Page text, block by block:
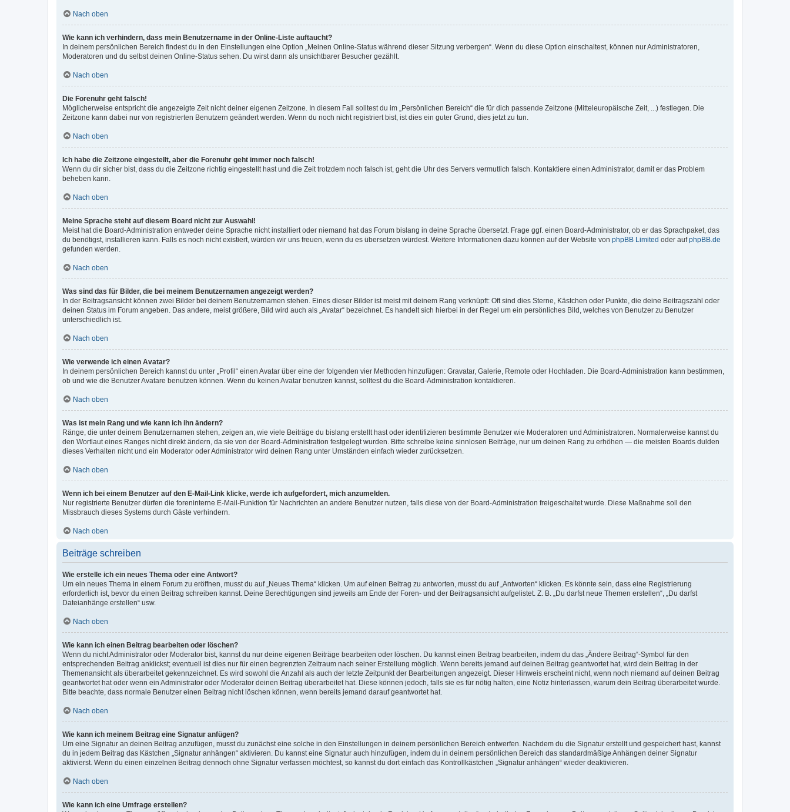
Nach oben
Wie kann ich verhindern, dass mein Benutzername in der Online-Liste auftaucht?
In deinem persönlichen Bereich findest du in den Einstellungen eine Option „Meinen Online-Status während dieser Sitzung verbergen“. Wenn du diese Option einschaltest, können nur Administratoren,
Moderatoren und du selbst deinen Online-Status sehen. Du wirst dann als unsichtbarer Besucher gezählt.
Nach oben
Die Forenuhr geht falsch!
Möglicherweise entspricht die angezeigte Zeit nicht deiner eigenen Zeitzone. In diesem Fall solltest du im „Persönlichen Bereich“ die für dich passende Zeitzone (Mitteleuropäische Zeit, ...) festlegen. Die
Zeitzone kann dabei nur von registrierten Benutzern geändert werden. Wenn du noch nicht registriert bist, ist dies ein guter Grund, dies jetzt zu tun.
Nach oben
Ich habe die Zeitzone eingestellt, aber die Forenuhr geht immer noch falsch!
Wenn du dir sicher bist, dass du die Zeitzone richtig eingestellt hast und die Zeit trotzdem noch falsch ist, geht die Uhr des Servers vermutlich falsch. Kontaktiere einen Administrator, damit er das Problem
beheben kann.
Nach oben
Meine Sprache steht auf diesem Board nicht zur Auswahl!
Meist hat die Board-Administration entweder deine Sprache nicht installiert oder niemand hat das Forum bislang in deine Sprache übersetzt. Frage ggf. einen Board-Administrator, ob er das Sprachpaket, das
du benötigst, installieren kann. Falls es noch nicht existiert, würden wir uns freuen, wenn du es übersetzen würdest. Weitere Informationen dazu können auf der Website von phpBB Limited oder aufphpBB.de
gefunden werden.
Nach oben
Was sind das für Bilder, die bei meinem Benutzernamen angezeigt werden?
In der Beitragsansicht können zwei Bilder bei deinem Benutzernamen stehen. Eines dieser Bilder ist meist mit deinem Rang verknüpft: Oft sind dies Sterne, Kästchen oder Punkte, die deine Beitragszahl oder
deinen Status im Forum angeben. Das andere, meist größere, Bild wird auch als „Avatar“ bezeichnet. Es handelt sich hierbei in der Regel um ein persönliches Bild, welches von Benutzer zu Benutzer
unterschiedlich ist.
Nach oben
Wie verwende ich einen Avatar?
In deinem persönlichen Bereich kannst du unter „Profil“ einen Avatar über eine der folgenden vier Methoden hinzufügen: Gravatar, Galerie, Remote oder Hochladen. Die Board-Administration kann bestimmen,
ob und wie die Benutzer Avatare benutzen können. Wenn du keinen Avatar benutzen kannst, solltest du die Board-Administration kontaktieren.
Nach oben
Was ist mein Rang und wie kann ich ihn ändern?
Ränge, die unter deinem Benutzernamen stehen, zeigen an, wie viele Beiträge du bislang erstellt hast oder identifizieren bestimmte Benutzer wie Moderatoren und Administratoren. Normalerweise kannst du
den Wortlaut eines Ranges nicht direkt ändern, da sie von der Board-Administration festgelegt wurden. Bitte schreibe keine sinnlosen Beiträge, nur um deinen Rang zu erhöhen — die meisten Boards dulden
dieses Verhalten nicht und ein Moderator oder Administrator wird deinen Rang unter Umständen einfach wieder zurücksetzen.
Nach oben
Wenn ich bei einem Benutzer auf den E-Mail-Link klicke, werde ich aufgefordert, mich anzumelden.
Nur registrierte Benutzer dürfen die foreninterne E-Mail-Funktion für Nachrichten an andere Benutzer nutzen, falls diese von der Board-Administration freigeschaltet wurde. Diese Maßnahme soll den
Missbrauch dieses Systems durch Gäste verhindern.
Nach oben
Beiträge schreiben
Wie erstelle ich ein neues Thema oder eine Antwort?
Um ein neues Thema in einem Forum zu eröffnen, musst du auf „Neues Thema“ klicken. Um auf einen Beitrag zu antworten, musst du auf „Antworten“ klicken. Es könnte sein, dass eine Registrierung
erforderlich ist, bevor du einen Beitrag schreiben kannst. Deine Berechtigungen sind jeweils am Ende der Foren- und der Beitragsansicht aufgelistet. Z. B. „Du darfst neue Themen erstellen“, „Du darfst
Dateianhänge erstellen“ usw.
Nach oben
Wie kann ich einen Beitrag bearbeiten oder löschen?
Wenn du nicht Administrator oder Moderator bist, kannst du nur deine eigenen Beiträge bearbeiten oder löschen. Du kannst einen Beitrag bearbeiten, indem du das „Ändere Beitrag“-Symbol für den
entsprechenden Beitrag anklickst; eventuell ist dies nur für einen begrenzten Zeitraum nach seiner Erstellung möglich. Wenn bereits jemand auf deinen Beitrag geantwortet hat, wird dein Beitrag in der
Themenansicht als überarbeitet gekennzeichnet. Es wird sowohl die Anzahl als auch der letzte Zeitpunkt der Bearbeitungen angezeigt. Dieser Hinweis erscheint nicht, wenn noch niemand auf deinen Beitrag
geantwortet hat oder wenn ein Administrator oder Moderator deinen Beitrag überarbeitet hat. Diese können jedoch, falls sie es für nötig halten, eine Notiz hinterlassen, warum dein Beitrag überarbeitet wurde.
Bitte beachte, dass normale Benutzer einen Beitrag nicht löschen können, wenn bereits jemand darauf geantwortet hat.
Nach oben
Wie kann ich meinem Beitrag eine Signatur anfügen?
Um eine Signatur an deinen Beitrag anzufügen, musst du zunächst eine solche in den Einstellungen in deinem persönlichen Bereich entwerfen. Nachdem du die Signatur erstellt und gespeichert hast, kannst
du in jedem Beitrag das Kästchen „Signatur anhängen“ aktivieren. Du kannst eine Signatur auch hinzufügen, indem du in deinem persönlichen Bereich das standardmäßige Anhängen deiner Signatur
aktivierst. Wenn du einen einzelnen Beitrag dennoch ohne Signatur verfassen möchtest, so kannst du dort einfach das Kontrollkästchen „Signatur anhängen“ wieder deaktivieren.
Nach oben
Wie kann ich eine Umfrage erstellen?